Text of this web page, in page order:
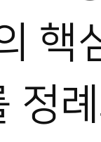
핵
정